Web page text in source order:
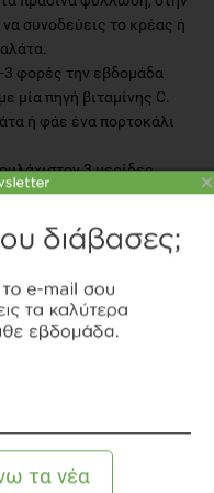
συνοδεύεις το κρέας ή
φορές την εβδομάδα
μία πηγή βιταμίνης C.
ή φάε ένα πορτοκάλι
3 μερίδες
την ημέρα, όπως
σνακ και όχι μαζί με τα
Clin Hemorheol
×